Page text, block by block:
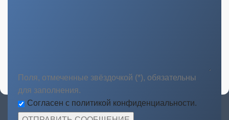
Поля, отмеченные звёздочкой (*), обязательны
для заполнения.
Согласен с политикой конфиденциальности.